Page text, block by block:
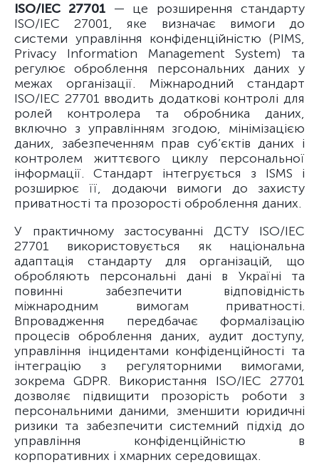
ISO/IEC 27701 — це розширення стандарту
ISO/IEC 27001, яке визначає вимоги до
системи управління конфіденційністю (PIMS,
Privacy Information Management System) та
регулює оброблення персональних даних у
межах організації. Міжнародний стандарт
ISO/IEC 27701 вводить додаткові контролі для
ролей контролера та обробника даних,
включно з управлінням згодою, мінімізацією
даних, забезпеченням прав суб’єктів даних і
контролем життєвого циклу персональної
інформації. Стандарт інтегрується з ISMS і
розширює її, додаючи вимоги до захисту
приватності та прозорості оброблення даних.
У практичному застосуванні ДСТУ ISO/IEC
27701 використовується як національна
адаптація стандарту для організацій, що
обробляють персональні дані в Україні та
повинні забезпечити відповідність
міжнародним вимогам приватності.
Впровадження передбачає формалізацію
процесів оброблення даних, аудит доступу,
управління інцидентами конфіденційності та
інтеграцію з регуляторними вимогами,
зокрема GDPR. Використання ISO/IEC 27701
дозволяє підвищити прозорість роботи з
персональними даними, зменшити юридичні
ризики та забезпечити системний підхід до
управління конфіденційністю в
корпоративних і хмарних середовищах.